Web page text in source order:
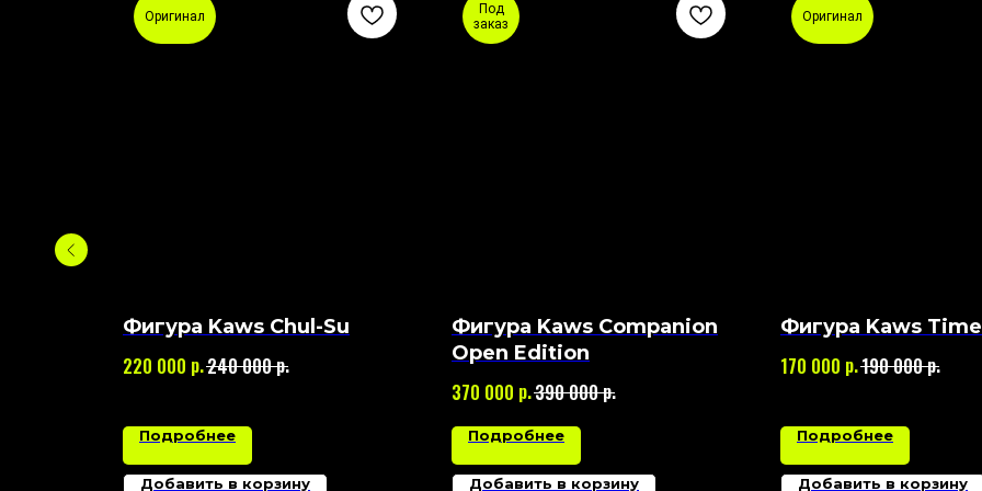
Оригинал
Фигура Kaws Chul-Su
220 000 р.240 000р.
Подробнее
Добавить в корзину
Под
заказ
Фигура Kaws Companion
Open Edition
370 000 р.390 000р.
Подробнее
Добавить в корзину
Оригинал
Фигура Kaws
170 000 р.190 000р.
Подробнее
Добавить в корзину